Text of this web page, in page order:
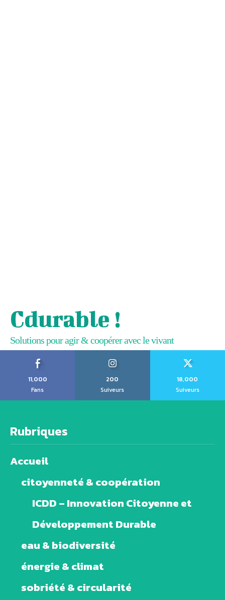
Cdurable !
Solutions pour agir & coopérer avec le vivant
11,000
Fans
200
Suiveurs
18,000
Suiveurs
Rubriques
Accueil
citoyenneté & coopération
ICDD – Innovation Citoyenne et
Développement Durable
eau & biodiversité
énergie & climat
sobriété & circularité